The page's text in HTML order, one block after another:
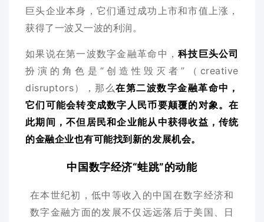
巨头企业本身，它们通过成功上市和市值上涨，
获得了一波又一波的利润。
如果说在第一波数字金融革命中，科技巨头公司
扮演的角色是“创造性毁灭者”（creative
disruptors），那么在第二波数字金融革命中，
它们可能会转变成数字人民币要颠覆的对象。在
此期间，不但居民和企业能从中获得收益，传统
的金融企业也有可能找到新的发展机会。
中国数字经济“蛙跳”的动能
在本世纪初，低中等收入的中国在数字经济和
数字金融方面的发展不仅远远落后于美国、日